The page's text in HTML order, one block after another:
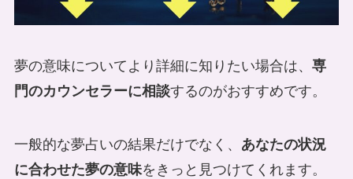
夢の意味についてより詳細に知りたい場合は、 専
門のカウンセラーに相談するのがおすすめです。
一般的な夢占いの結果だけでなく、 あなたの状況
に合わせた夢の意味をきっと見つけてくれます。